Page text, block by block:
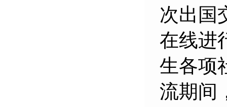
次出国
在线进
生各项
流期间